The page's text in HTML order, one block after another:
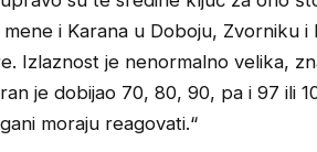
i Karana u Doboju, Zvorniku i
Izlaznost je nenormalno velika,
je dobijao 70, 80, 90, pa i 97 ili
moraju reagovati.“